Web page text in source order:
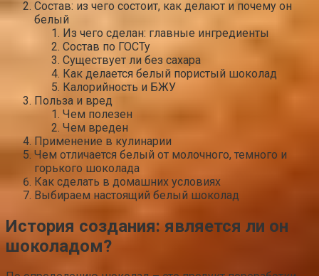
Состав: из чего состоит, как делают и почему он
белый
Из чего сделан: главные ингредиенты
Состав по ГОСТу
Существует ли без сахара
Как делается белый пористый шоколад
Калорийность и БЖУ
Польза и вред
Чем полезен
Чем вреден
Применение в кулинарии
Чем отличается белый от молочного, темного и
горького шоколада
Как сделать в домашних условиях
Выбираем настоящий белый шоколад
История создания: является ли он
шоколадом?